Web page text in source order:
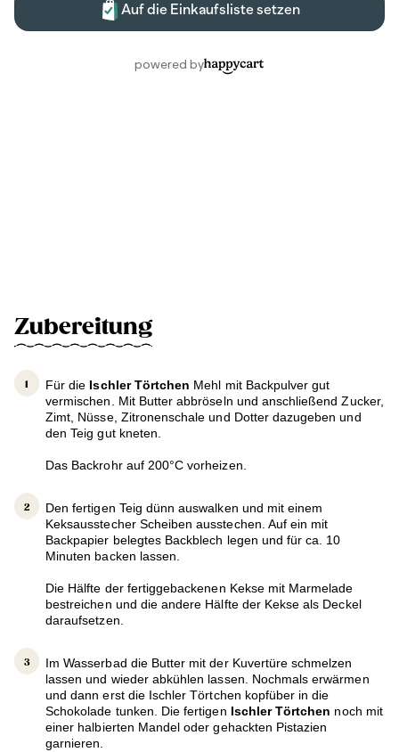
Zubereitung
Für die Ischler Törtchen Mehl mit Backpulver gut
vermischen. Mit Butter abbröseln und anschließend Zucker,
Zimt, Nüsse, Zitronenschale und Dotter dazugeben und
den Teig gut kneten.
Das Backrohr auf 200°C vorheizen.
Den fertigen Teig dünn auswalken und mit einem
Keksausstecher Scheiben ausstechen. Auf ein mit
Backpapier belegtes Backblech legen und für ca. 10
Minuten backen lassen.
Die Hälfte der fertiggebackenen Kekse mit Marmelade
bestreichen und die andere Hälfte der Kekse als Deckel
daraufsetzen.
Im Wasserbad die Butter mit der Kuvertüre schmelzen
lassen und wieder abkühlen lassen. Nochmals erwärmen
und dann erst die Ischler Törtchen kopfüber in die
Schokolade tunken. Die fertigen Ischler Törtchen noch mit
einer halbierten Mandel oder gehackten Pistazien
garnieren.